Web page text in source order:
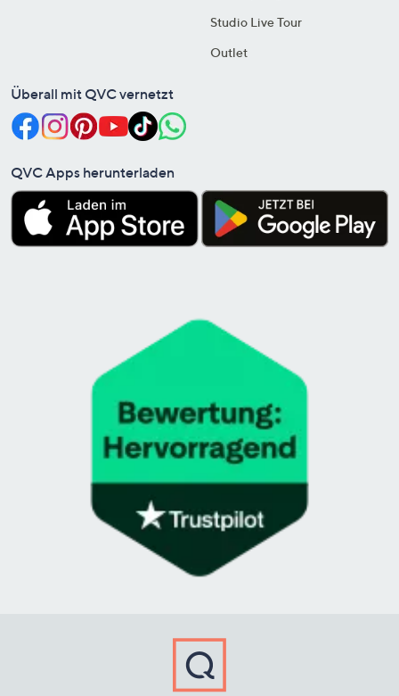
Studio Live Tour
Outlet
Überall mit QVC vernetzt
QVC Apps herunterladen